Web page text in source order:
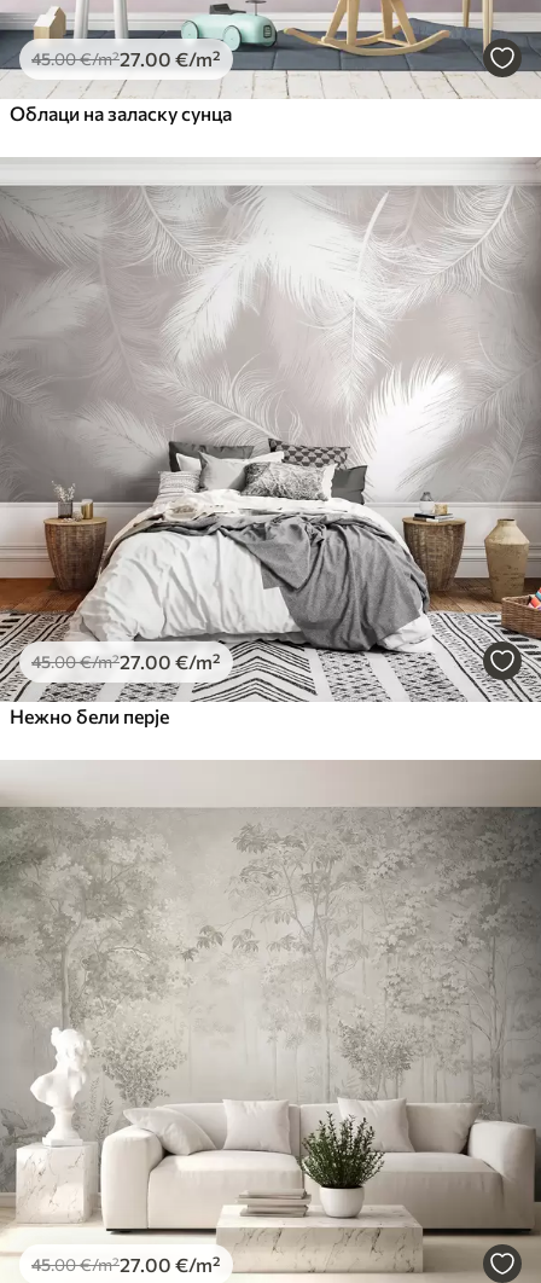
45.00€/m²27 .00 €/m²
Облаци на заласку сунца
45.00€/m²27 .00 €/m²
Нежно бели перје
45.00€/m²27 .00 €/m²